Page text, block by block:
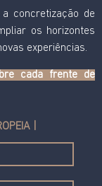
concretização de
os horizontes
experiências.
cada frente de
|